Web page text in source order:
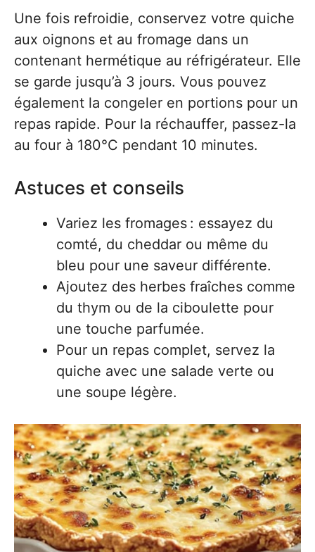
Une fois refroidie, conservez votre quiche
aux oignons et au fromage dans un
contenant hermétique au réfrigérateur. Elle
se garde jusqu’à 3 jours. Vous pouvez
également la congeler en portions pour un
repas rapide. Pour la réchauffer, passez-la
au four à 180°C pendant 10 minutes.
Astuces et conseils
Variez les fromages : essayez du
comté, du cheddar ou même du
bleu pour une saveur différente.
Ajoutez des herbes fraîches comme
du thym ou de la ciboulette pour
une touche parfumée.
Pour un repas complet, servez la
quiche avec une salade verte ou
une soupe légère.